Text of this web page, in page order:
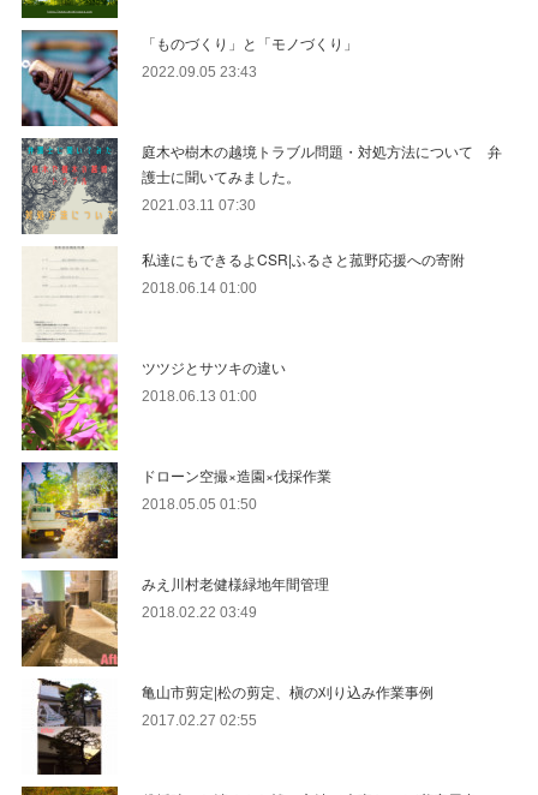
「ものづくり」と「モノづくり」
2022.09.05 23:43
庭木や樹木の越境トラブル問題・対処方法について 弁
護士に聞いてみました。
2021.03.11 07:30
私達にもできるよCSR|ふるさと菰野応援への寄附
2018.06.14 01:00
ツツジとサツキの違い
2018.06.13 01:00
ドローン空撮×造園×伐採作業
2018.05.05 01:50
みえ川村老健様緑地年間管理
2018.02.22 03:49
亀山市剪定|松の剪定、槇の刈り込み作業事例
2017.02.27 02:55